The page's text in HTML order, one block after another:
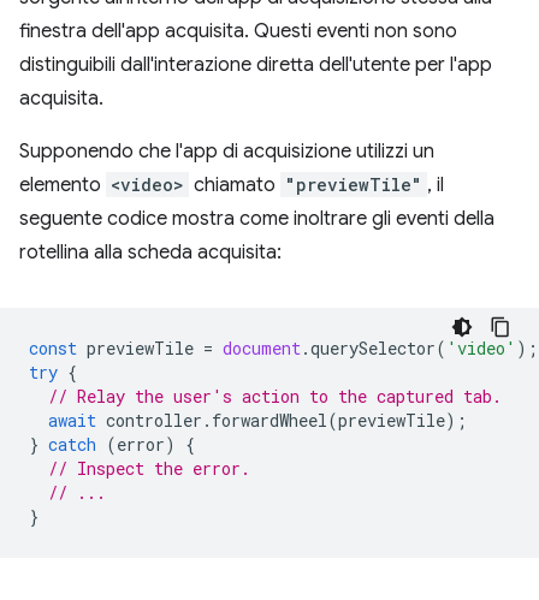
finestra dell'app acquisita. Questi eventi non sono
distinguibili dall'interazione diretta dell'utente per l'app
acquisita.
Supponendo che l'app di acquisizione utilizzi un
elemento <video> chiamato "previewTile" , il
seguente codice mostra come inoltrare gli eventi della
rotellina alla scheda acquisita:
const previewTile = document.querySelector( 'video' );
try {
// Relay the user's action to the captured tab.
await controller . forwardWheel(previewTile);
} catch (error)
{
// Inspect the error.
// ...
}